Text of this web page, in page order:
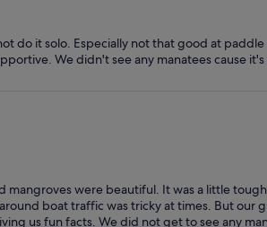
do it solo. Especially not that good at
We didn't see any manatees cause
mangroves were beautiful. It was a little
boat traffic was tricky at times. But our
us fun facts. We did not get to see any